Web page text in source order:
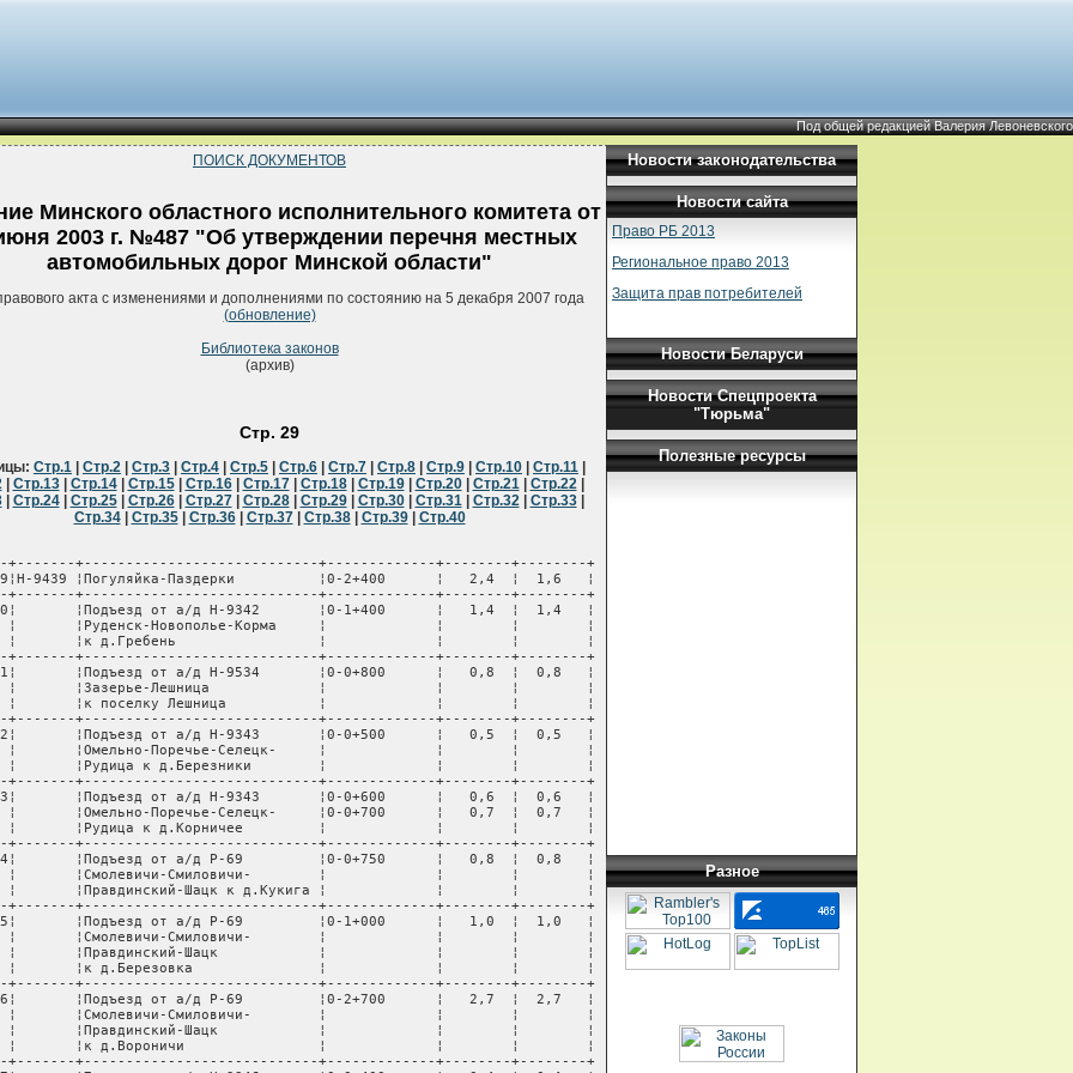
Под общей редакцией Валерия Левоневского
ПОИСК ДОКУМЕНТОВ
Минского областного исполнительного комитета от
2003 г. №487 "Об утверждении перечня местных
автомобильных дорог Минской области"
акта с изменениями и дополнениями по состоянию на 5 декабря 2007 года
(обновление)
Библиотека законов
(архив)
Стр. 29
Стр.1 Стр.2 Стр.3 Стр.4 Стр.5 Стр.6 Стр.7 Стр.8 Стр.9 Стр.10 Стр.11
| Стр.13| Стр.14| Стр.15| Стр.16| Стр.17| Стр.18| Стр.19| Стр.20| Стр.21| Стр.22|
| Стр.24| Стр.25| Стр.26| Стр.27| Стр.28| Стр.29| Стр.30| Стр.31| Стр.32| Стр.33|
Стр.34| Стр.35| Стр.36| Стр.37| Стр.38| Стр.39| Стр.40
Новости законодательства
Новости сайта
Право РБ 2013
Региональное право 2013
Защита прав потребителей
Новости Беларуси
Новости Спецпроекта
"Тюрьма"
Полезные ресурсы
Разное